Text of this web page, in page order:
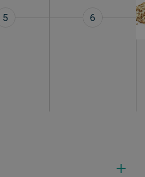
5 6